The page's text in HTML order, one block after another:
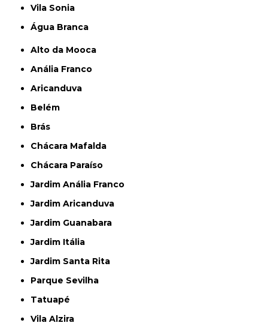
Vila Sonia
Água Branca
Alto da Mooca
Anália Franco
Aricanduva
Belém
Brás
Chácara Mafalda
Chácara Paraíso
Jardim Anália Franco
Jardim Aricanduva
Jardim Guanabara
Jardim Itália
Jardim Santa Rita
Parque Sevilha
Tatuapé
Vila Alzira